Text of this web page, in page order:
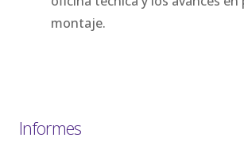
montaje.
Informes